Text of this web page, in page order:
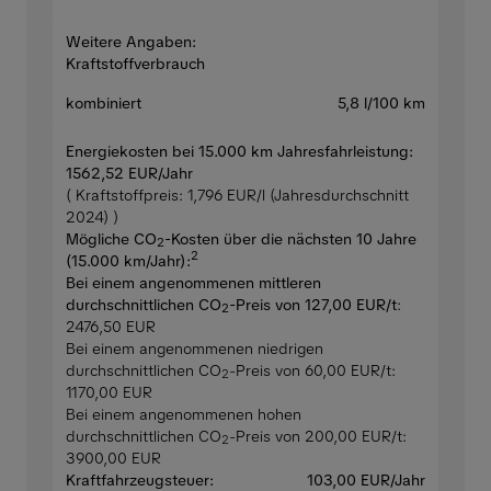
Weitere Angaben:
Kraftstoffverbrauch
kombiniert
5,8 l/100 km
Energiekosten bei 15.000 km Jahresfahrleistung:
1562,52 EUR/Jahr
( Kraftstoffpreis: 1,796 EUR/l (Jahresdurchschnitt
2024) )
Mögliche CO2-Kosten über die nächsten 10 Jahre
(15.000 km/Jahr):2
Bei einem angenommenen mittleren
durchschnittlichen CO2-Preis von 127,00 EUR/t:
2476,50 EUR
Bei einem angenommenen niedrigen
durchschnittlichen CO2-Preis von 60,00 EUR/t:
1170,00 EUR
Bei einem angenommenen hohen
durchschnittlichen CO2-Preis von 200,00 EUR/t:
3900,00 EUR
Kraftfahrzeugsteuer:
103,00 EUR/Jahr